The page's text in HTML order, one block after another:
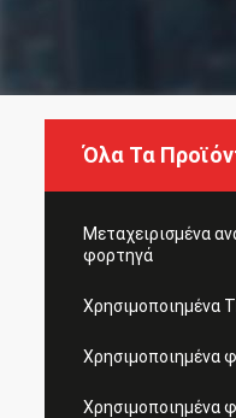
Όλα Τα
Μεταχειρισμένα
φορτηγά
Χρησιμοποιημένα
Χρησιμοποιημένα
Χρησιμοποιημένα